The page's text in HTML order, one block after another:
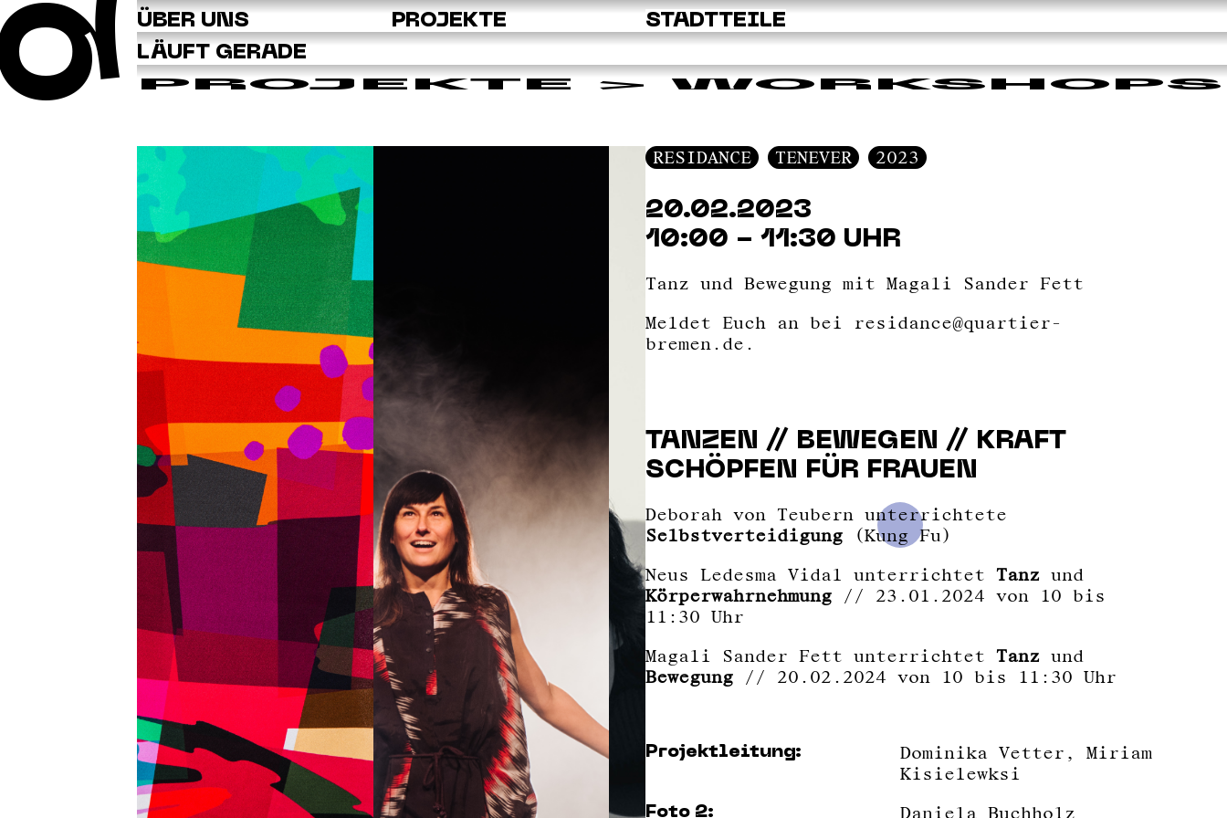
ÜBER UNS PROJEKTE
STADTTEILE
LÄUFT GERADE
PROJEKTE > WORKSHOPS
RESIDANCE TENEVER 2023
20.02.2023
10:00 - 11:30 UHR
Tanz und Bewegung mit Magali Sander Fett
Meldet Euch an bei residance@quartier-
bremen.de.
TANZEN // BEWEGEN // KRAFT
SCHÖPFEN FÜR FRAUEN
Deborah von Teubern unterrichtete
Selbstverteidigung (Kung Fu)
Neus Ledesma Vidal unterrichtet Tanz und
Körperwahrnehmung // 23.01.2024 von 10 bis
11:30 Uhr
Magali Sander Fett unterrichtet Tanz und
Bewegung // 20.02.2024 von 10 bis 11:30 Uhr
Projektleitung:
Dominika Vetter, Miriam
Kisielewksi
Foto 2: Daniela Buchholz